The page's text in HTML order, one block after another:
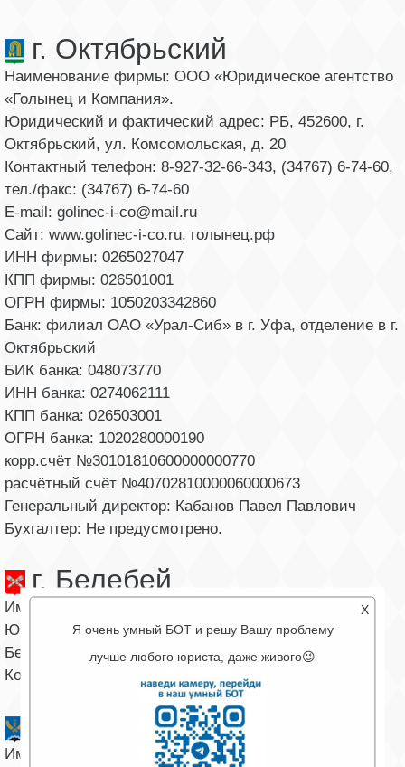
г. Октябрьский
Наименование фирмы: ООО «Юридическое агентство
«Голынец и Компания».
Юридический и фактический адрес: РБ, 452600, г.
Октябрьский, ул. Комсомольская, д. 20
Контактный телефон: 8-927-32-66-343, (34767) 6-74-60,
тел./факс: (34767) 6-74-60
E-mail: golinec-i-co@mail.ru
Сайт: www.golinec-i-co.ru, голынец.рф
ИНН фирмы: 0265027047
КПП фирмы: 026501001
ОГРН фирмы: 1050203342860
Банк: филиал ОАО «Урал-Сиб» в г. Уфа, отделение в г.
Октябрьский
БИК банка: 048073770
ИНН банка: 0274062111
КПП банка: 026503001
ОГРН банка: 1020280000190
корр.счёт №30101810600000000770
расчётный счёт №40702810000060000673
Генеральный директор: Кабанов Павел Павлович
Бухгалтер: Не предусмотрено.
г. Белебей
Имеется обособленное подразделение в г. Белебей
Юридический и фактический адрес: РБ, 452000, г.
Белебей, ул. Войкова, д. 109
Контактный телефон: 8 (927) 333-67-70
г. Туймазы
Имеется обособленное подразделение в г. Туймазы
X
Я очень умный БОТ и решу Вашу проблему
лучше любого юриста, даже живого😉